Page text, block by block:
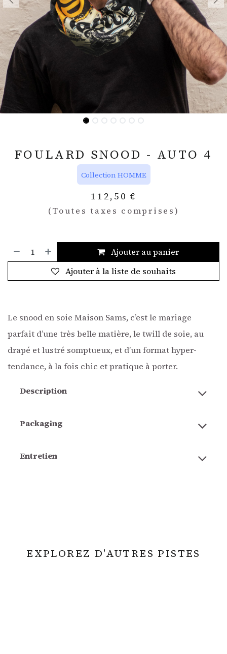
FOULARD SNOOD - AUTO 4
Collection HOMME
112,50 €
(Toutes taxes comprises)
Ajouter au panier
Ajouter à la liste de souhaits
Le snood en soie Maison Sams, c’est le mariage
parfait d’une très belle matière, le twill de soie, au
drapé et lustré somptueux, et d’un format hyper-
tendance, à la fois chic et pratique à porter.
Description
Packaging
Entretien
EXPLOREZ D'AUTRES PISTES